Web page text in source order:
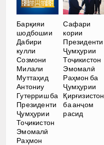
Барқияи
шодбошии
Дабири
кулли
Созмони
Милали
Муттаҳид
Антониу
Гутерриш ба
Президенти
Ҷумҳурии
Тоҷикистон
Эмомалӣ
Раҳмон
Сафари
кории
Президенти
Ҷумҳурии
Тоҷикистон
Эмомалӣ
Раҳмон ба
Ҷумҳурии
Қирғизистон
ба анҷом
расид